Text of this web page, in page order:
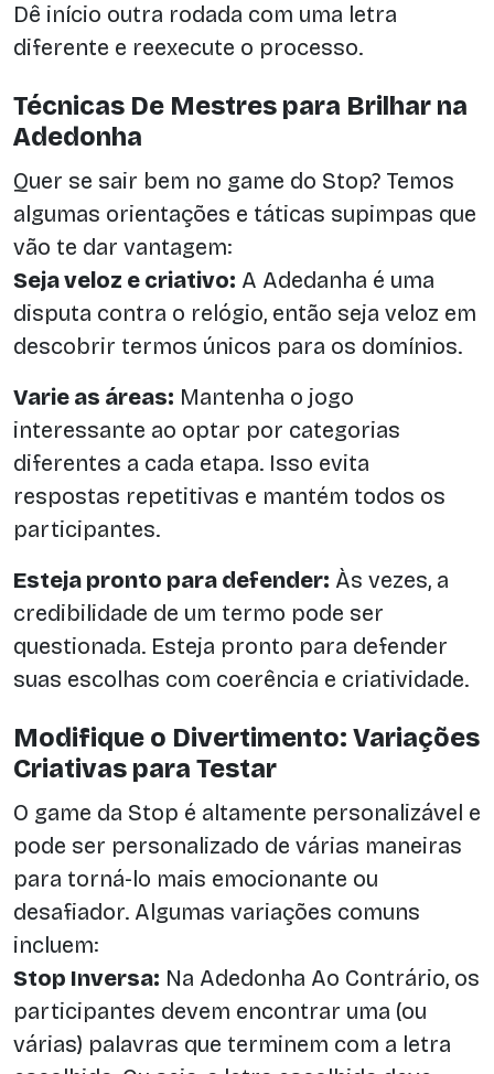
Dê início outra rodada com uma letra
diferente e reexecute o processo.
Técnicas De Mestres para Brilhar na
Adedonha
Quer se sair bem no game do Stop? Temos
algumas orientações e táticas supimpas que
vão te dar vantagem:
Seja veloz e criativo: A Adedanha é uma
disputa contra o relógio, então seja veloz em
descobrir termos únicos para os domínios.
Varie as áreas: Mantenha o jogo
interessante ao optar por categorias
diferentes a cada etapa. Isso evita
respostas repetitivas e mantém todos os
participantes.
Esteja pronto para defender: Às vezes, a
credibilidade de um termo pode ser
questionada. Esteja pronto para defender
suas escolhas com coerência e criatividade.
Modifique o Divertimento: Variações
Criativas para Testar
O game da Stop é altamente personalizável e
pode ser personalizado de várias maneiras
para torná-lo mais emocionante ou
desafiador. Algumas variações comuns
incluem:
Stop Inversa: Na Adedonha Ao Contrário, os
participantes devem encontrar uma (ou
várias) palavras que terminem com a letra